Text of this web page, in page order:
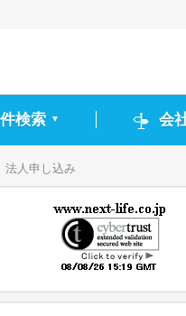
検索 ▼ 会
法人申し込み